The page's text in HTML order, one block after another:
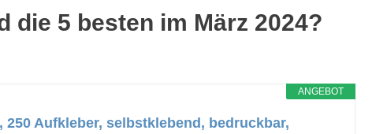
die 5 besten im März 2024?
ANGEBOT
Aufkleber, selbstklebend, bedruckbar,